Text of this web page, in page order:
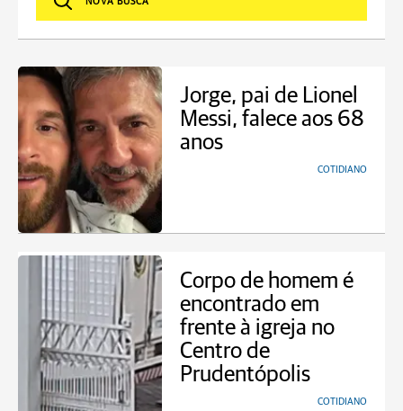
Jorge, pai de Lionel
Messi, falece aos 68
anos
COTIDIANO
Corpo de homem é
encontrado em
frente à igreja no
Centro de
Prudentópolis
COTIDIANO